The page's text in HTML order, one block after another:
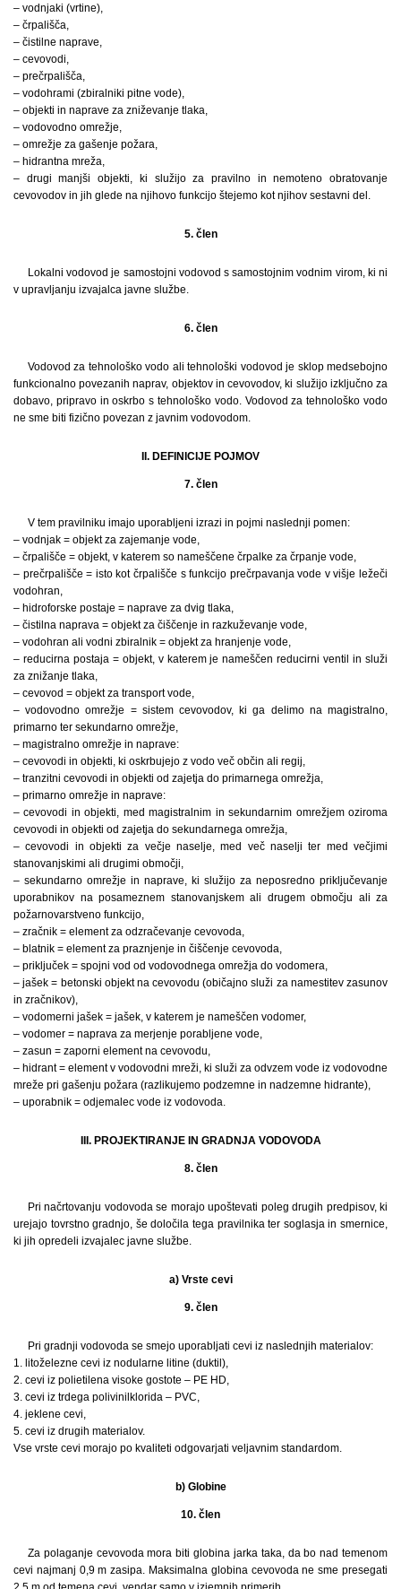
– vodnjaki (vrtine),
– črpališča,
– čistilne naprave,
– cevovodi,
– prečrpališča,
– vodohrami (zbiralniki pitne vode),
– objekti in naprave za zniževanje tlaka,
– vodovodno omrežje,
– omrežje za gašenje požara,
– hidrantna mreža,
– drugi manjši objekti, ki služijo za pravilno in nemoteno obratovanje
cevovodov in jih glede na njihovo funkcijo štejemo kot njihov sestavni del.
5. člen
Lokalni vodovod je samostojni vodovod s samostojnim vodnim virom, ki ni
v upravljanju izvajalca javne službe.
6. člen
Vodovod za tehnološko vodo ali tehnološki vodovod je sklop medsebojno
funkcionalno povezanih naprav, objektov in cevovodov, ki služijo izključno za
dobavo, pripravo in oskrbo s tehnološko vodo. Vodovod za tehnološko vodo
ne sme biti fizično povezan z javnim vodovodom.
II. DEFINICIJE POJMOV
7. člen
V tem pravilniku imajo uporabljeni izrazi in pojmi naslednji pomen:
– vodnjak = objekt za zajemanje vode,
– črpališče = objekt, v katerem so nameščene črpalke za črpanje vode,
– prečrpališče = isto kot črpališče s funkcijo prečrpavanja vode v višje ležeči
vodohran,
– hidroforske postaje = naprave za dvig tlaka,
– čistilna naprava = objekt za čiščenje in razkuževanje vode,
– vodohran ali vodni zbiralnik = objekt za hranjenje vode,
– reducirna postaja = objekt, v katerem je nameščen reducirni ventil in služi
za znižanje tlaka,
– cevovod = objekt za transport vode,
– vodovodno omrežje = sistem cevovodov, ki ga delimo na magistralno,
primarno ter sekundarno omrežje,
– magistralno omrežje in naprave:
– cevovodi in objekti, ki oskrbujejo z vodo več občin ali regij,
– tranzitni cevovodi in objekti od zajetja do primarnega omrežja,
– primarno omrežje in naprave:
– cevovodi in objekti, med magistralnim in sekundarnim omrežjem oziroma
cevovodi in objekti od zajetja do sekundarnega omrežja,
– cevovodi in objekti za večje naselje, med več naselji ter med večjimi
stanovanjskimi ali drugimi območji,
– sekundarno omrežje in naprave, ki služijo za neposredno priključevanje
uporabnikov na posameznem stanovanjskem ali drugem območju ali za
požarnovarstveno funkcijo,
– zračnik = element za odzračevanje cevovoda,
– blatnik = element za praznjenje in čiščenje cevovoda,
– priključek = spojni vod od vodovodnega omrežja do vodomera,
– jašek = betonski objekt na cevovodu (običajno služi za namestitev zasunov
in zračnikov),
– vodomerni jašek = jašek, v katerem je nameščen vodomer,
– vodomer = naprava za merjenje porabljene vode,
– zasun = zaporni element na cevovodu,
– hidrant = element v vodovodni mreži, ki služi za odvzem vode iz vodovodne
mreže pri gašenju požara (razlikujemo podzemne in nadzemne hidrante),
– uporabnik = odjemalec vode iz vodovoda.
III. PROJEKTIRANJE IN GRADNJA VODOVODA
8. člen
Pri načrtovanju vodovoda se morajo upoštevati poleg drugih predpisov, ki
urejajo tovrstno gradnjo, še določila tega pravilnika ter soglasja in smernice,
ki jih opredeli izvajalec javne službe.
a) Vrste cevi
9. člen
Pri gradnji vodovoda se smejo uporabljati cevi iz naslednjih materialov:
1. litoželezne cevi iz nodularne litine (duktil),
2. cevi iz polietilena visoke gostote – PE HD,
3. cevi iz trdega polivinilklorida – PVC,
4. jeklene cevi,
5. cevi iz drugih materialov.
Vse vrste cevi morajo po kvaliteti odgovarjati veljavnim standardom.
b) Globine
10. člen
Za polaganje cevovoda mora biti globina jarka taka, da bo nad temenom
cevi najmanj 0,9 m zasipa. Maksimalna globina cevovoda ne sme presegati